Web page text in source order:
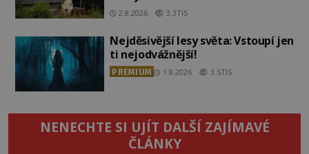
2.8.2026 3.3TIS
Nejděsivější lesy světa: Vstoupí jen
ti nejodvážnější!
PREMIUM 1.8.2026 3.5TIS
NENECHTE SI UJÍT DALŠÍ ZAJÍMAVÉ
ČLÁNKY